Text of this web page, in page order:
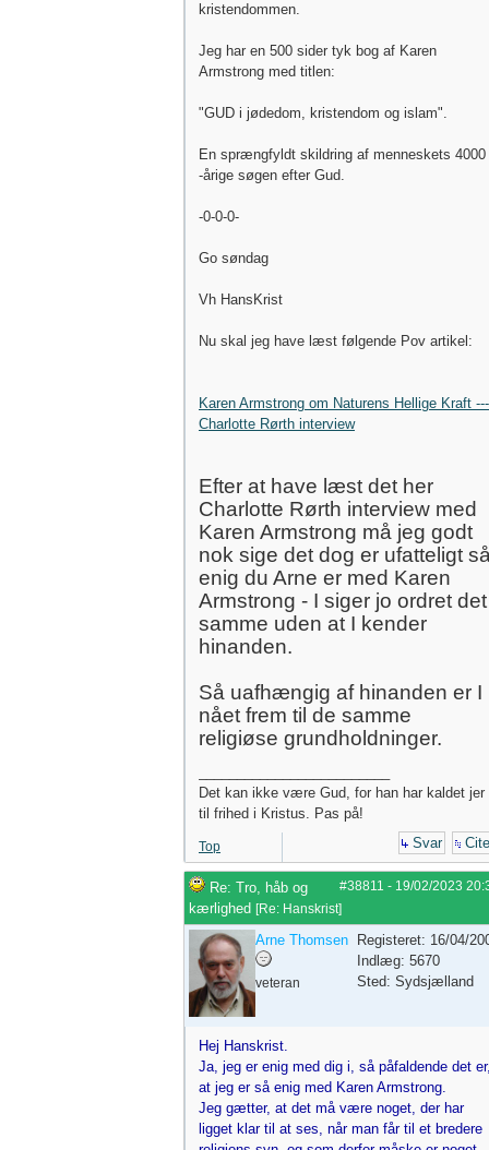
kristendommen.
Jeg har en 500 sider tyk bog af Karen
Armstrong med titlen:
"GUD i jødedom, kristendom og islam".
En sprængfyldt skildring af menneskets 4000
-årige søgen efter Gud.
-0-0-0-
Go søndag
Vh HansKrist
Nu skal jeg have læst følgende Pov artikel:
Karen Armstrong om Naturens Hellige Kraft ---
Charlotte Rørth interview
Efter at have læst det her
Charlotte Rørth interview med
Karen Armstrong må jeg godt
nok sige det dog er ufatteligt
enig du Arne er med Karen
Armstrong - I siger jo ordret det
samme uden at I kender
hinanden.
Så uafhængig af hinanden er I
nået frem til de samme
religiøse grundholdninger.
Det kan ikke være Gud, for han har kaldet jer
til frihed i Kristus. Pas på!
Top Svar
#38811 - 19/02/2023
Re: Tro, håb og
kærlighed [Re: Hanskrist]
Arne Thomsen
veteran
Registeret: 16/04/
Indlæg: 5670
Sted: Sydsjælland
Hej Hanskrist.
Ja, jeg er enig med dig i, så påfaldende det
at jeg er så enig med Karen Armstrong.
Jeg gætter, at det må være noget, der har
ligget klar til at ses, når man får til et bredere